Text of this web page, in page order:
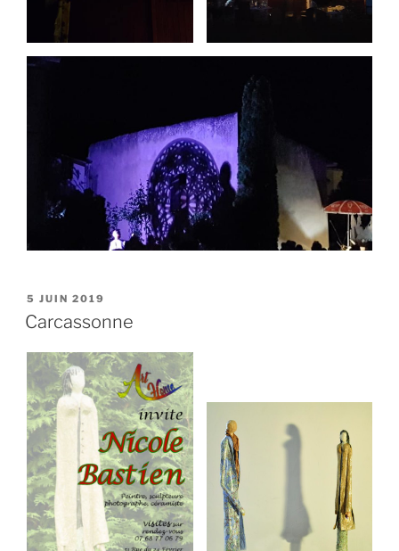
PUBLIÉ
LE
5 JUIN 2019
Carcassonne